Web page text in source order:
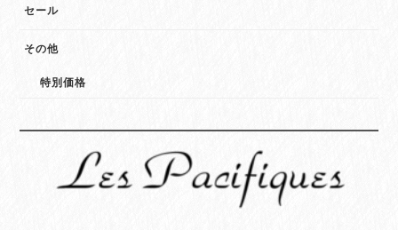
セール
その他
特別価格